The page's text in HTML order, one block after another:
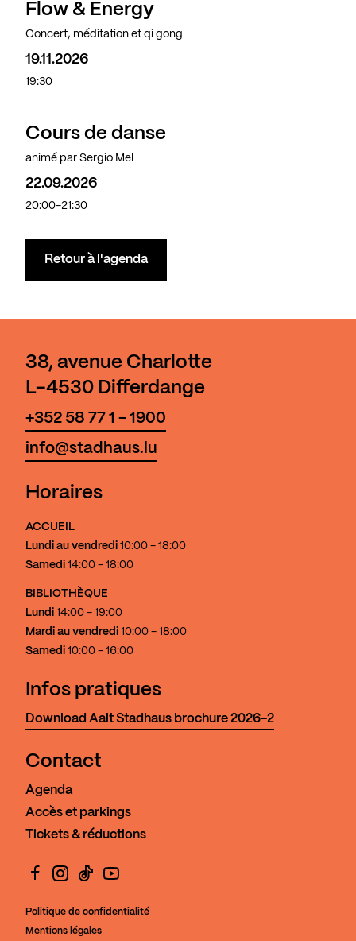
Flow & Energy
Concert, méditation et qi gong
19.11.2026
19:30
Cours de danse
animé par Sergio Mel
22.09.2026
20:00-21:30
Retour à l'agenda
38, avenue Charlotte
L-4530 Differdange
+352 58 77 1 - 1900
info@stadhaus.lu
Horaires
ACCUEIL
Lundi au vendredi 10:00 - 18:00
Samedi 14:00 - 18:00
BIBLIOTHÈQUE
Lundi 14:00 - 19:00
Mardi au vendredi 10:00 - 18:00
Samedi 10:00 - 16:00
Infos pratiques
Download Aalt Stadhaus brochure 2026-2
Contact
Agenda
Accès et parkings
Tickets & réductions
Politique de confidentialité
Mentions légales